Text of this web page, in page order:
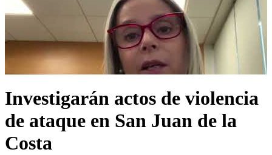
Investigarán actos de violencia
de ataque en San Juan de la
Costa